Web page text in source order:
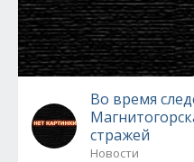
Во время
стражей
Новости